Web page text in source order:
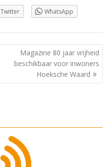
Twitter WhatsApp
Magazine 80 jaar vrijheid
beschikbaar voor inwoners
Hoeksche Waard